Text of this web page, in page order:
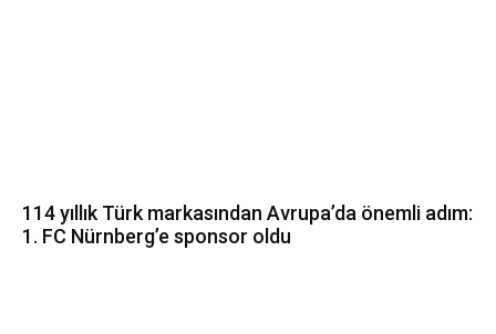
114 yıllık Türk markasından Avrupa’da önemli adım:
1. FC Nürnberg’e sponsor oldu